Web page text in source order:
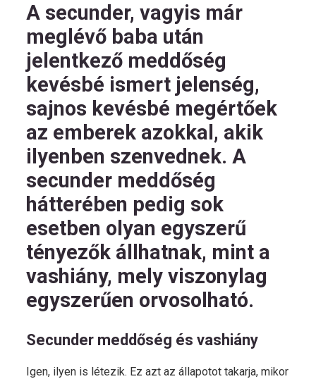
A secunder, vagyis már
meglévő baba után
jelentkező meddőség
kevésbé ismert jelenség,
sajnos kevésbé megértőek
az emberek azokkal, akik
ilyenben szenvednek. A
secunder meddőség
hátterében pedig sok
esetben olyan egyszerű
tényezők állhatnak, mint a
vashiány, mely viszonylag
egyszerűen orvosolható.
Secunder meddőség és vashiány
Igen, ilyen is létezik. Ez azt az állapotot takarja, mikor